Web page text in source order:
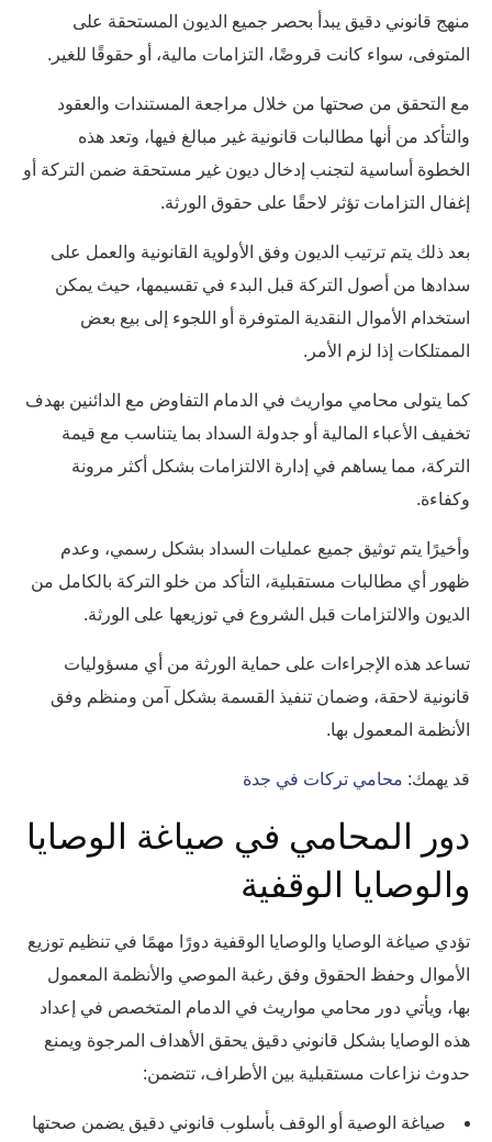
منهج قانوني دقيق يبدأ بحصر جميع الديون المستحقة على
المتوفى، سواء كانت قروضًا، التزامات مالية، أو حقوقًا للغير.
مع التحقق من صحتها من خلال مراجعة المستندات والعقود
والتأكد من أنها مطالبات قانونية غير مبالغ فيها، وتعد هذه
الخطوة أساسية لتجنب إدخال ديون غير مستحقة ضمن التركة أو
إغفال التزامات تؤثر لاحقًا على حقوق الورثة.
بعد ذلك يتم ترتيب الديون وفق الأولوية القانونية والعمل على
سدادها من أصول التركة قبل البدء في تقسيمها، حيث يمكن
استخدام الأموال النقدية المتوفرة أو اللجوء إلى بيع بعض
الممتلكات إذا لزم الأمر.
كما يتولى محامي مواريث في الدمام التفاوض مع الدائنين بهدف
تخفيف الأعباء المالية أو جدولة السداد بما يتناسب مع قيمة
التركة، مما يساهم في إدارة الالتزامات بشكل أكثر مرونة
وكفاءة.
وأخيرًا يتم توثيق جميع عمليات السداد بشكل رسمي، وعدم
ظهور أي مطالبات مستقبلية، التأكد من خلو التركة بالكامل من
الديون والالتزامات قبل الشروع في توزيعها على الورثة.
تساعد هذه الإجراءات على حماية الورثة من أي مسؤوليات
قانونية لاحقة، وضمان تنفيذ القسمة بشكل آمن ومنظم وفق
الأنظمة المعمول بها.
قد يهمك: محامي تركات في جدة
دور المحامي في صياغة الوصايا
والوصايا الوقفية
تؤدي صياغة الوصايا والوصايا الوقفية دورًا مهمًا في تنظيم توزيع
الأموال وحفظ الحقوق وفق رغبة الموصي والأنظمة المعمول
بها، ويأتي دور محامي مواريث في الدمام المتخصص في إعداد
هذه الوصايا بشكل قانوني دقيق يحقق الأهداف المرجوة ويمنع
حدوث نزاعات مستقبلية بين الأطراف، تتضمن:
صياغة الوصية أو الوقف بأسلوب قانوني دقيق يضمن صحتها